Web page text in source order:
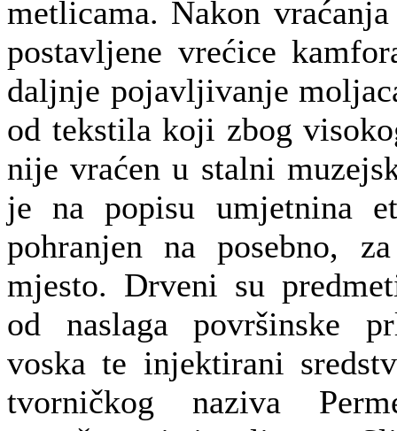
metlicama. Nakon
postavljene vrećice
daljnje pojavljivanje
od tekstila koji zbog
nije vraćen u stalni
je na popisu umjetnina
pohranjen na posebno,
mjesto. Drveni su
od naslaga površinske
voska te injektirani
tvorničkog naziva